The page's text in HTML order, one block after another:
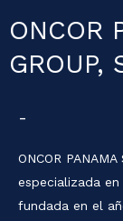
ONCOR
GROUP,
-
ONCOR
especializada
fundada en el